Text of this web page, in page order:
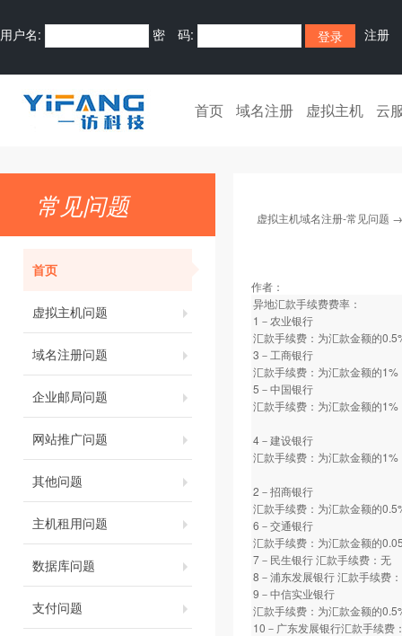
用户名: 密 码: 注册
首页 域名注册 虚拟主机 云
常见问题
首页
虚拟主机问题
域名注册问题
企业邮局问题
网站推广问题
其他问题
主机租用问题
数据库问题
支付问题
虚拟主机域名注册-常见问题
作者：
异地汇款手续费费率：
1－农业银行
汇款手续费：为汇款金额的
3－工商银行
汇款手续费：为汇款金额的
5－中国银行
汇款手续费：为汇款金额的
4－建设银行
汇款手续费：为汇款金额的
2－招商银行
汇款手续费：为汇款金额的
6－交通银行
汇款手续费：为汇款金额的
7－民生银行 汇款手续费：无
8－浦东发展银行 汇款手续费
9－中信实业银行
汇款手续费：为汇款金额的
10－广东发展银行汇款手续费